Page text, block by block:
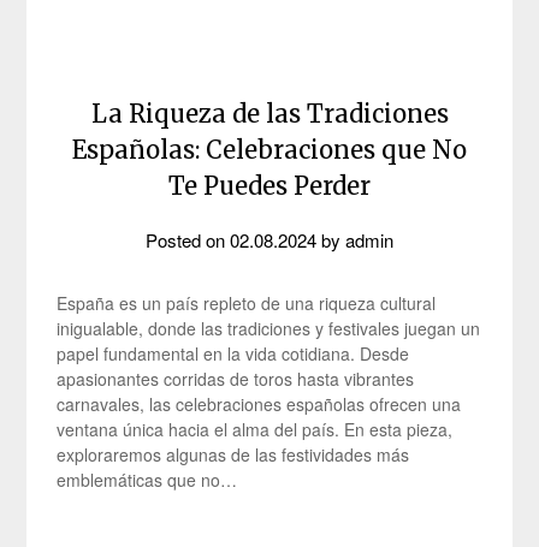
La Riqueza de las Tradiciones
Españolas: Celebraciones que No
Te Puedes Perder
Posted on02.08.2024by admin
España es un país repleto de una riqueza cultural
inigualable, donde las tradiciones y festivales juegan un
papel fundamental en la vida cotidiana. Desde
apasionantes corridas de toros hasta vibrantes
carnavales, las celebraciones españolas ofrecen una
ventana única hacia el alma del país. En esta pieza,
exploraremos algunas de las festividades más
emblemáticas que no…